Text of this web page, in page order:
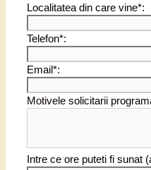
Localitatea din care vine*:
Telefon*:
Email*:
Motivele solicitarii
Intre ce ore puteti fi sunat